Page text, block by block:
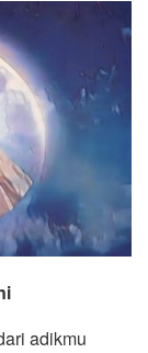
adikmu